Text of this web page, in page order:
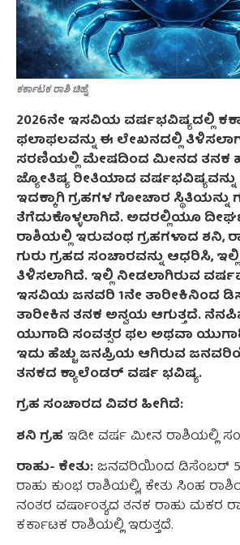
ಕರ್ಕಾಟಕ ರಾಶಿ ಚಿಹ್ನೆ
2026ನೇ ಇಸವಿಯ ವರ್ಷಭವಿಷ್ಯದಲ್ಲಿ
ಫಲಾಫಲವನ್ನು ಈ ಲೇಖನದಲ್ಲಿ
ಸರಣಿಯಲ್ಲಿ ಮೇಷದಿಂದ ಮೀನದ ತನಕ
ಜ್ಯೋತಿಷ್ಯ ರೀತಿಯಾದ ವರ್ಷಭವಿಷ್ಯವನ್ನು
ಇದಕ್ಕಾಗಿ ಗ್ರಹಗಳ ಗೋಚಾರ ಸ್ಥಿತಿಯನ್ನು
ತೆಗೆದುಕೊಳ್ಳಲಾಗಿದೆ. ಅದರಲ್ಲಿಯೂ
ರಾಶಿಯಲ್ಲಿ ಇರುವಂಥ ಗ್ರಹಗಳಾದ ಶನಿ,
ಗುರು ಗ್ರಹದ ಸಂಚಾರವನ್ನು ಆಧರಿಸಿ,
ತಿಳಿಸಲಾಗಿದೆ. ಇಲ್ಲಿ ನೀಡಲಾಗಿರುವ
ಇಸವಿಯ ಜನವರಿ 1ನೇ ತಾರೀಕಿನಿಂದ
ತಾರೀಕಿನ ತನಕ ಅನ್ವಯ ಆಗುತ್ತದೆ.
ಯುಗಾದಿ ಸಂವತ್ಸರ ಫಲ ಅಥವಾ
ಇದು ಹೆಚ್ಚು ಜನಪ್ರಿಯ ಆಗಿರುವ
ತನಕದ ಕ್ಯಾಲೆಂಡರ್ ವರ್ಷ ಭವಿಷ್ಯ.
ಗ್ರಹ ಸಂಚಾರದ ವಿವರ ಹೀಗಿದೆ:
ಶನಿ ಗ್ರಹ ಇಡೀ ವರ್ಷ ಮೀನ ರಾಶಿಯಲ್ಲಿ
ರಾಹು- ಕೇತು:ಜನವರಿಯಿಂದ ಡಿಸೆಂಬರ್
ರಾಹು ಕುಂಭ ರಾಶಿಯಲ್ಲಿ, ಕೇತು ಸಿಂಹ
ನಂತರ ವರ್ಷಾಂತ್ಯದ ತನಕ ರಾಹು ಮಕರ
ಕರ್ಕಾಟಕ ರಾಶಿಯಲ್ಲಿ ಇರುತ್ತದೆ.